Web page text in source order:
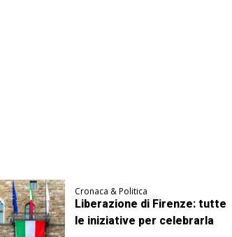
Cronaca & Politica
Liberazione di Firenze: tutte
le iniziative per celebrarla